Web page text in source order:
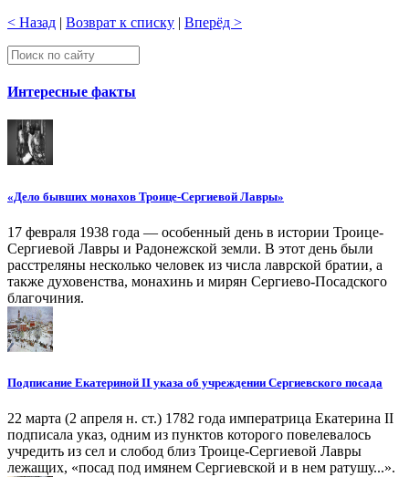
< Назад | Возврат к списку | Вперёд >
Интересные факты
«Дело бывших монахов Троице-Сергиевой Лавры»
17 февраля 1938 года — особенный день в истории Троице-
Сергиевой Лавры и Радонежской земли. В этот день были
расстреляны несколько человек из числа лаврской братии, а
также духовенства, монахинь и мирян Сергиево-Посадского
благочиния.
Подписание Екатериной II указа об учреждении Сергиевского посада
22 марта (2 апреля н. ст.) 1782 года императрица Екатерина II
подписала указ, одним из пунктов которого повелевалось
учредить из сел и слобод близ Троице-Сергиевой Лавры
лежащих, «посад под имянем Сергиевской и в нем ратушу...».